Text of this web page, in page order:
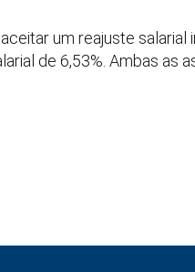
um reajuste salarial
de 6,53%. Ambas as